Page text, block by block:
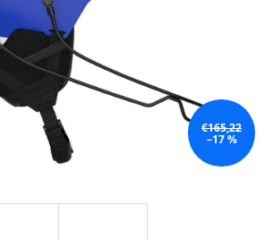
€165,22
–17 %